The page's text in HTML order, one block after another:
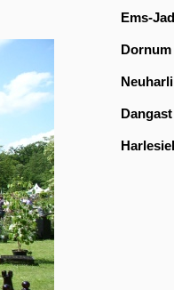
Ems-
Dornum
Dangast